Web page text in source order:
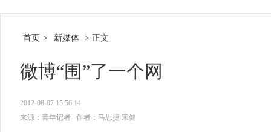
首页 > 新媒体 > 正文
微博“围”了一个网
2012-08-07 15:56:14
来源：青年记者
作者：马思捷 宋健